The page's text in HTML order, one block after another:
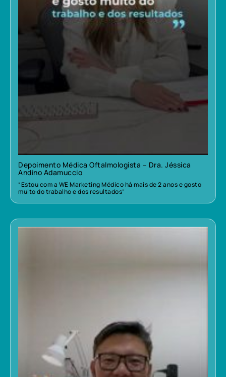
Depoimento Médica Oftalmologista – Dra. Jéssica
Andino Adamuccio
“Estou com a WE Marketing Médico há mais de 2 anos e gosto
muito do trabalho e dos resultados”